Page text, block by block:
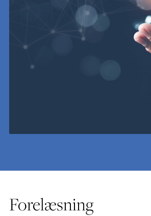
Forelæsning